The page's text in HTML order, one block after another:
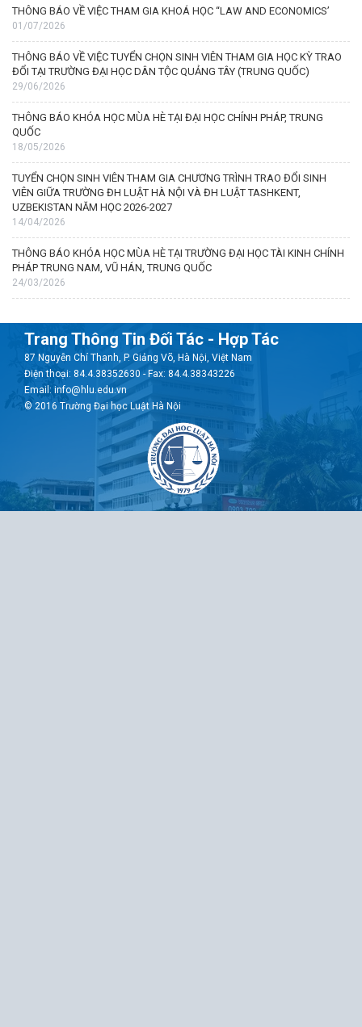
THÔNG BÁO VỀ VIỆC THAM GIA KHOÁ HỌC “LAW AND ECONOMICS’
01/07/2026
THÔNG BÁO VỀ VIỆC TUYỂN CHỌN SINH VIÊN THAM GIA HỌC KỲ TRAO
ĐỔI TẠI TRƯỜNG ĐẠI HỌC DÂN TỘC QUẢNG TÂY (TRUNG QUỐC)
29/06/2026
THÔNG BÁO KHÓA HỌC MÙA HÈ TẠI ĐẠI HỌC CHÍNH PHÁP, TRUNG
QUỐC
18/05/2026
TUYỂN CHỌN SINH VIÊN THAM GIA CHƯƠNG TRÌNH TRAO ĐỔI SINH
VIÊN GIỮA TRƯỜNG ĐH LUẬT HÀ NỘI VÀ ĐH LUẬT TASHKENT,
UZBEKISTAN NĂM HỌC 2026-2027
14/04/2026
THÔNG BÁO KHÓA HỌC MÙA HÈ TẠI TRƯỜNG ĐẠI HỌC TÀI KINH CHÍNH
PHÁP TRUNG NAM, VŨ HÁN, TRUNG QUỐC
24/03/2026
Trang Thông Tin Đối Tác - Hợp Tác
87 Nguyễn Chí Thanh, P. Giảng Võ, Hà Nội, Việt Nam
Điện thoại: 84.4.38352630 - Fax: 84.4.38343226
Email: info@hlu.edu.vn
© 2016 Trường Đại học Luật Hà Nội